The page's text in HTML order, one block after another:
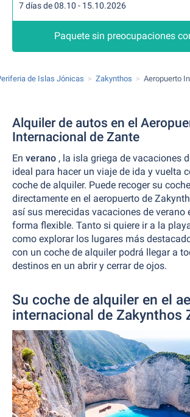
7 días de 08.10 - 15.10.2026
Paquete sin preocupaciones
de Islas Jónicas Zakynthos Aeropuerto
Alquiler de autos en el
Internacional de Zante
En verano , la isla griega de vacaciones
ideal para hacer un viaje de ida y vuelta
coche de alquiler. Puede recoger su
directamente en el aeropuerto de
así sus merecidas vacaciones de verano
forma flexible. Tanto si quiere ir a la
como explorar los lugares más
con un coche de alquiler podrá llegar a
destinos en un abrir y cerrar de ojos.
Su coche de alquiler en el
internacional de Zakynthos